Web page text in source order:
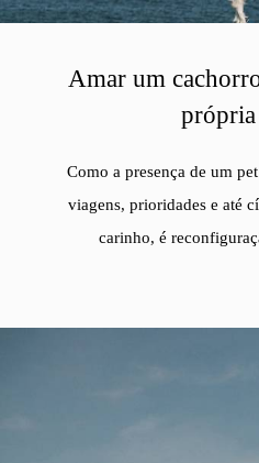
Amar um
Como a presença de um
viagens, prioridades e até
carinho, é